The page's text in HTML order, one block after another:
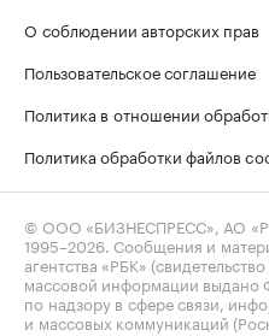
О соблюдении авторских прав
Пользовательское соглашение
Политика в отношении
Политика обработки файлов
© ООО «БИЗНЕСПРЕСС», АО
1995–2026 . Сообщения и
агентства «РБК»
массовой информации выдано
по надзору в сфере связи,
и массовых коммуникаций